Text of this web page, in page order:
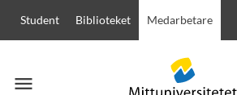
Student Biblioteket Medarbetare
menu
Meny